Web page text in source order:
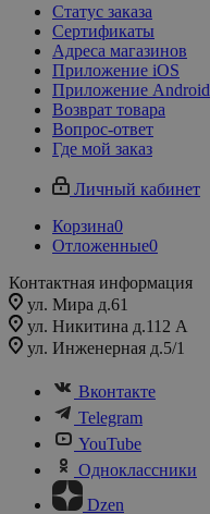
Статус заказа
Сертификаты
Адреса магазинов
Приложение iOS
Приложение Android
Возврат товара
Вопрос-ответ
Где мой заказ
Личный кабинет
Корзина0
Отложенные0
Контактная информация
ул. Мира д.61
ул. Никитина д.112 А
ул. Инженерная д.5/1
Вконтакте
Telegram
YouTube
Одноклассники
Dzen